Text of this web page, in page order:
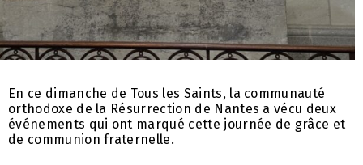
En ce dimanche de Tous les Saints, la communauté
orthodoxe de la Résurrection de Nantes a vécu deux
événements qui ont marqué cette journée de grâce et
de communion fraternelle.